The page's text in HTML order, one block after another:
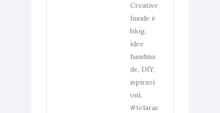
Creative
Inside è
blog,
idee
handma
de, DIY,
ispirazi
oni,
#telarac